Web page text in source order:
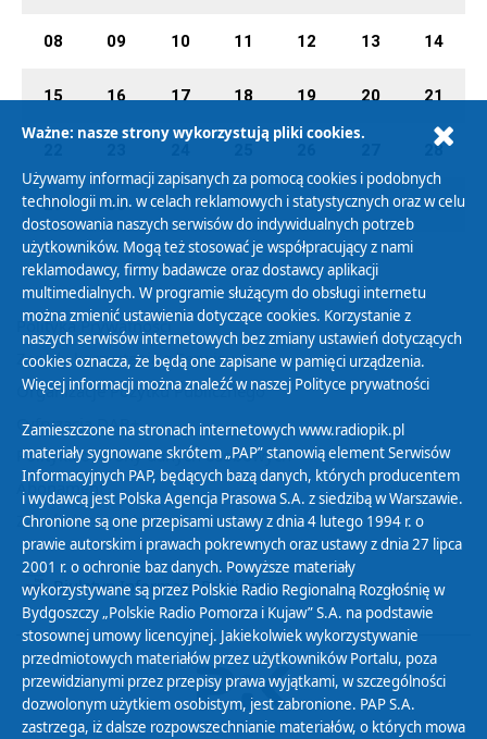
08 09 10 11 12 13 14
15 16 17 18 19 20 21
28
29 30 01 02 03 04 05
Polityka Prywatności
Zasady korzystania z Serwisu
Organizacje Pożytku Publicznego
Cyfryzacja DAB+
Polityka ochrony danych osobowych
Abonament
Zamówienia publiczne
Biuletyn Informacji Publicznej
Ważne: nasze strony wykorzystują pliki cookies.
Używamy informacji zapisanych za pomocą cookies i podobnych
technologii m.in. w celach reklamowych i statystycznych oraz w celu
dostosowania naszych serwisów do indywidualnych potrzeb
użytkowników. Mogą też stosować je współpracujący z nami
reklamodawcy, firmy badawcze oraz dostawcy aplikacji
multimedialnych. W programie służącym do obsługi internetu
można zmienić ustawienia dotyczące cookies. Korzystanie z
naszych serwisów internetowych bez zmiany ustawień dotyczących
cookies oznacza, że będą one zapisane w pamięci urządzenia.
Więcej informacji można znaleźć w naszej Polityce prywatności
Zamieszczone na stronach internetowych www.radiopik.pl
materiały sygnowane skrótem „PAP” stanowią element Serwisów
Informacyjnych PAP, będących bazą danych, których producentem
i wydawcą jest Polska Agencja Prasowa S.A. z siedzibą w Warszawie.
Chronione są one przepisami ustawy z dnia 4 lutego 1994 r. o
prawie autorskim i prawach pokrewnych oraz ustawy z dnia 27 lipca
2001 r. o ochronie baz danych. Powyższe materiały
wykorzystywane są przez Polskie Radio Regionalną Rozgłośnię w
Bydgoszczy „Polskie Radio Pomorza i Kujaw” S.A. na podstawie
stosownej umowy licencyjnej. Jakiekolwiek wykorzystywanie
przedmiotowych materiałów przez użytkowników Portalu, poza
przewidzianymi przez przepisy prawa wyjątkami, w szczególności
dozwolonym użytkiem osobistym, jest zabronione. PAP S.A.
zastrzega, iż dalsze rozpowszechnianie materiałów, o których mowa